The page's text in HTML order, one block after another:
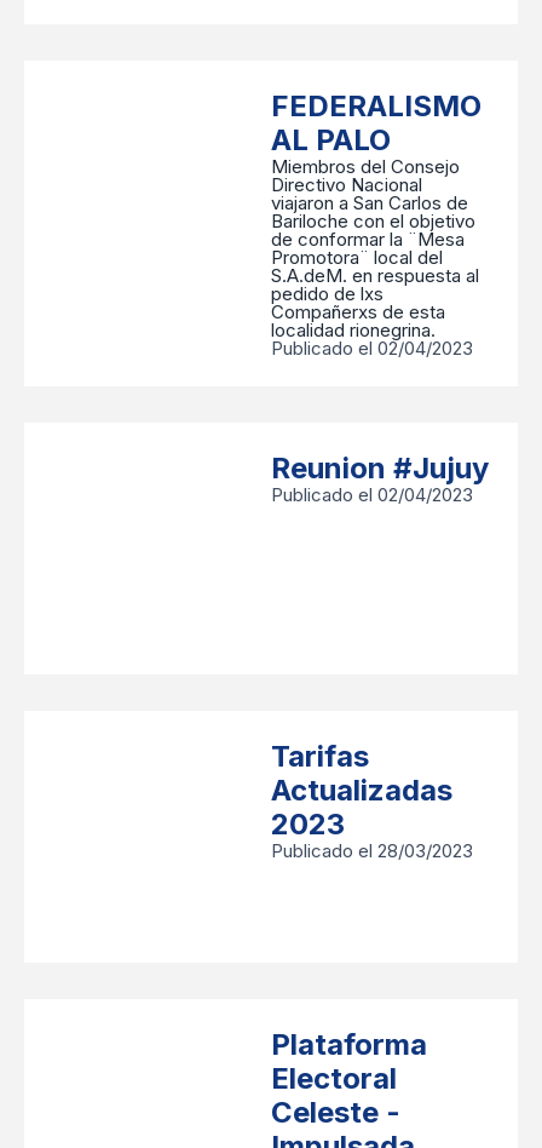
FEDERALISMO
AL PALO
Miembros del Consejo
Directivo Nacional
viajaron a San Carlos de
Bariloche con el objetivo
de conformar la ¨Mesa
Promotora¨ local del
S.A.deM. en respuesta al
pedido de lxs
Compañerxs de esta
localidad rionegrina.
Publicado el 02/04/2023
Reunion #Jujuy
Publicado el 02/04/2023
Tarifas
Actualizadas
2023
Publicado el 28/03/2023
Plataforma
Electoral
Celeste -